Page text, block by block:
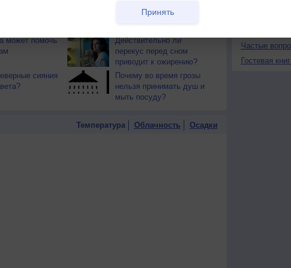
загар
от
здоровья
может помочь
Действительно ли
перекус перед сном
приводит к ожирению?
сияния
Почему во время грозы
нельзя принимать душ и
мыть посуду?
Температура Облачность Осадки
Частые
Гостевая
Принять